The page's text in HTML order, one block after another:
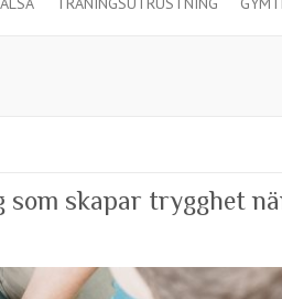
skapar trygghet